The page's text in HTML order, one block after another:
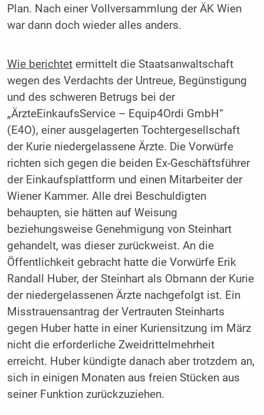
Plan. Nach einer Vollversammlung der ÄK Wien
war dann doch wieder alles anders.
Wie berichtetermittelt die Staatsanwaltschaft
wegen des Verdachts der Untreue, Begünstigung
und des schweren Betrugs bei der
„ÄrzteEinkaufsService – Equip4Ordi GmbH“
(E4O), einer ausgelagerten Tochtergesellschaft
der Kurie niedergelassene Ärzte. Die Vorwürfe
richten sich gegen die beiden Ex-Geschäftsführer
der Einkaufsplattform und einen Mitarbeiter der
Wiener Kammer. Alle drei Beschuldigten
behaupten, sie hätten auf Weisung
beziehungsweise Genehmigung von Steinhart
gehandelt, was dieser zurückweist. An die
Öffentlichkeit gebracht hatte die Vorwürfe Erik
Randall Huber, der Steinhart als Obmann der Kurie
der niedergelassenen Ärzte nachgefolgt ist. Ein
Misstrauensantrag der Vertrauten Steinharts
gegen Huber hatte in einer Kuriensitzung im März
nicht die erforderliche Zweidrittelmehrheit
erreicht. Huber kündigte danach aber trotzdem an,
sich in einigen Monaten aus freien Stücken aus
seiner Funktion zurückzuziehen.